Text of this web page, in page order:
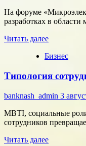
к
онлайн-
На форуме
разработках в
Читать далееПрочитать
о
компаний
«Элемент»
развивает
с
центрами
в
Бизнес
Типология
banknash_admin 3
MBTI, социальные
сотрудников
Читать далееПрочитать